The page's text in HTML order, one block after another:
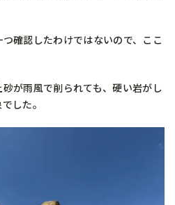
確認したわけではないので、ここ
が雨風で削られても、硬い岩がし
した。